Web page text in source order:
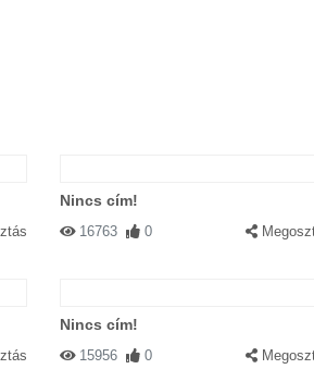
Nincs cím!
16763 0
Nincs cím!
15956 0